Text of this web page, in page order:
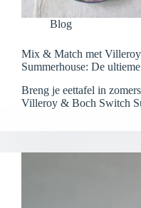
Blog
Mix & Match met
Summerhouse: De
Breng je eettafel in
Villeroy & Boch Switch